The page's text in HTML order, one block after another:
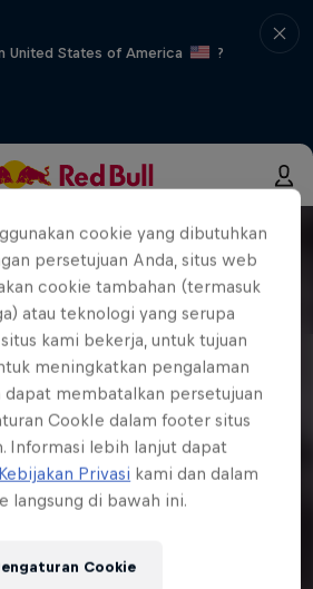
United States of America
?
cookie yang dibutuhkan
persetujuan Anda, situs web
cookie tambahan (termasuk
atau teknologi yang serupa
kami bekerja, untuk tujuan
meningkatkan pengalaman
dapat membatalkan persetujuan
CookIe dalam footer situs
Informasi lebih lanjut dapat
Kebijakan Privasi kami dan dalam
langsung di bawah ini.
Cookie